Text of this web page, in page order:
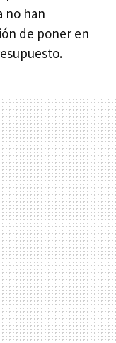
no han
de poner en